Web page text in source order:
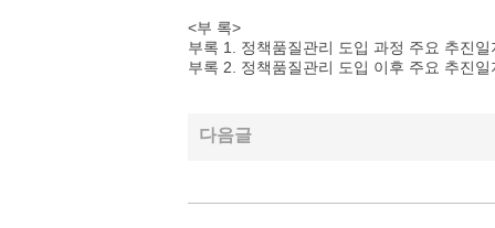
<부 록>
부록 1. 정책품질관리 도입 과정 주요 추진일
부록 2. 정책품질관리 도입 이후 주요 추진일
다음글